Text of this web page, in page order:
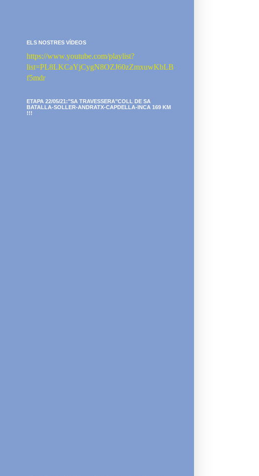
ELS NOSTRES VÍDEOS
https://www.youtube.com/playlist?
list=PL8LKCaYjCygN8OZJ60zZmxuwKbLB
f5mdr
ETAPA 22/05/21:"SA TRAVESSERA"COLL DE SA
BATALLA-SOLLER-ANDRATX-CAPDELLA-INCA 169 KM
!!!